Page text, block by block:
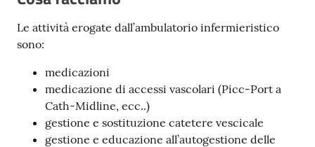
Le attività erogate dall’ambulatorio infermieristico
sono:
medicazioni
medicazione di accessi vascolari (Picc-Port a
Cath-Midline, ecc..)
gestione e sostituzione catetere vescicale
gestione e educazione all’autogestione delle